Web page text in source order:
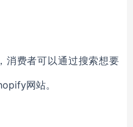
消费者可以通过搜索想要
网站。